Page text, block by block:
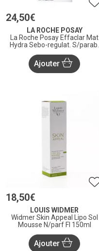
24,50€
LA ROCHE POSAY
La Roche Posay Effaclar Mat
Hydra Sebo-regulat. S/parab.
Ajouter
18,50€
LOUIS WIDMER
Widmer Skin Appeal Lipo Sol
Mousse N/parf Fl 150ml
Ajouter